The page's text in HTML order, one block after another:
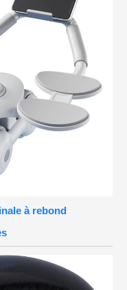
à rebond